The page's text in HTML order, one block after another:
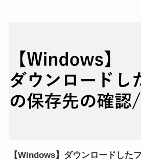
【Windows】ダウンロードした